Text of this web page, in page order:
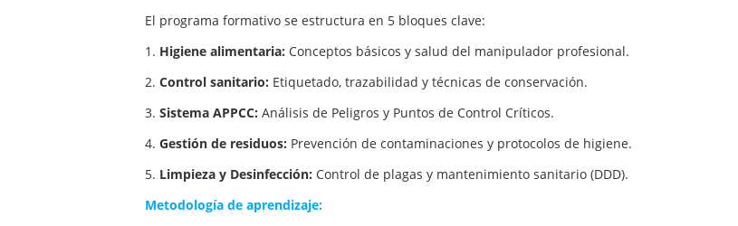
El programa formativo se estructura en 5 bloques clave:
1. Higiene alimentaria: Conceptos básicos y salud del manipulador profesional.
2. Control sanitario: Etiquetado, trazabilidad y técnicas de conservación.
3. Sistema APPCC: Análisis de Peligros y Puntos de Control Críticos.
4. Gestión de residuos: Prevención de contaminaciones y protocolos de higiene.
5. Limpieza y Desinfección: Control de plagas y mantenimiento sanitario (DDD).
Metodología de aprendizaje: